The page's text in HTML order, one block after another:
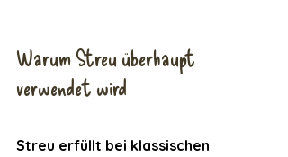
Warum Streu überhaupt
verwendet wird
Streu erfüllt bei klassischen